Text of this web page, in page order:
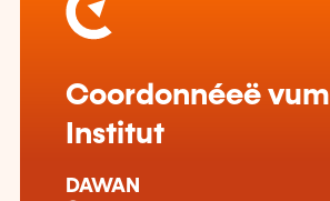
Coordonnéeë vum
Institut
DAWAN